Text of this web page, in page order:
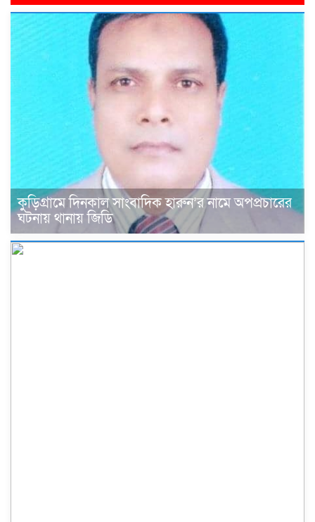
কুড়িগ্রামে দিনকাল সাংবাদিক হারুন’র নামে অপপ্রচারের
ঘটনায় থানায় জিডি